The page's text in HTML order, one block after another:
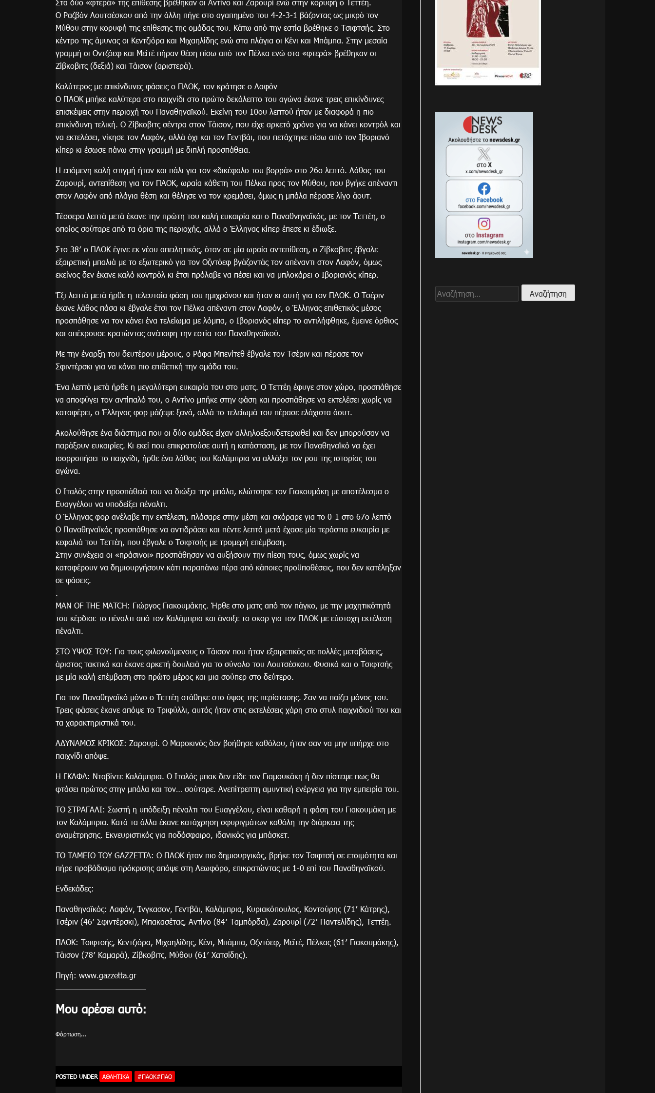
Ο Ραζβάν Λουτσέσκου από την άλλη πήγε στο αγαπημένο του 4-2-3-1 βάζοντας ως μικρό τον
Μύθου στην κορυφή της επίθεσης της ομάδας του. Κάτω από την εστία βρέθηκε ο Τσιφτσής. Στο
κέντρο της άμυνας οι Κεντζιόρα και Μιχαηλίδης ενώ στα πλάγια οι Κένι και Μπάμπα. Στην μεσαία
γραμμή οι Οντζόεφ και Μείτέ πήραν θέση πίσω από τον Πέλκα ενώ στα «φτερά» βρέθηκαν οι
Ζίβκοβιτς (δεξιά) και Τάισον (αριστερά).
Καλύτερος με επικίνδυνες φάσεις ο ΠΑΟΚ, τον κράτησε ο Λαφόν
Ο ΠΑΟΚ μπήκε καλύτερα στο παιχνίδι στο πρώτο δεκάλεπτο του αγώνα έκανε τρεις επικίνδυνες
επισκέψεις στην περιοχή του Παναθηναϊκού. Εκείνη του 10ου λεπτού ήταν με διαφορά η πιο
επικίνδυνη τελική. Ο Ζίβκοβιτς σέντρα στον Τάισον, που είχε αρκετό χρόνο για να κάνει κοντρόλ και
να εκτελέσει, νίκησε τον Λαφόν, αλλά όχι και τον Γεντβάι, που πετάχτηκε πίσω από τον Ιβοριανό
κίπερ κι έσωσε πάνω στην γραμμή με διπλή προσπάθεια.
Η επόμενη καλή στιγμή ήταν και πάλι για τον «δικέφαλο του βορρά» στο 26ο λεπτό. Λάθος του
Ζαρουρί, αντεπίθεση για τον ΠΑΟΚ, ωραία κάθετη του Πέλκα προς τον Μύθου, που βγήκε απέναντι
στον Λαφόν από πλάγια θέση και θέλησε να τον κρεμάσει, όμως η μπάλα πέρασε λίγο άουτ.
Τέσσερα λεπτά μετά έκανε την πρώτη του καλή ευκαιρία και ο Παναθνηναϊκός, με τον Τεττέη, ο
οποίος σούταρε από τα όρια της περιοχής, αλλά ο Έλληνας κίπερ έπεσε κι έδιωξε.
Στο 38′ ο ΠΑΟΚ έγινε εκ νέου απειλητικός, όταν σε μία ωραία αντεπίθεση, ο Ζίβκοβιτς έβγαλε
εξαιρετική μπαλιά με το εξωτερικό για τον Οζντόεφ βγάζοντάς τον απέναντι στον Λαφόν, όμως
εκείνος δεν έκανε καλό κοντρόλ κι έτσι πρόλαβε να πέσει και να μπλοκάρει ο Ιβοριανός κίπερ.
Έξι λεπτά μετά ήρθε η τελευταία φάση του ημιχρόνου και ήταν κι αυτή για τον ΠΑΟΚ. Ο Τσέριν
έκανε λάθος πάσα κι έβγαλε έτσι τον Πέλκα απέναντι στον Λαφόν, ο Έλληνας επιθετικός μέσος
προσπάθησε να τον κάνει ένα τελείωμα με λόμπα, ο Ιβοριανός κίπερ το αντιλήφθηκε, έμεινε όρθιος
και απέκρουσε κρατώντας ανέπαφη την εστία του Παναθηναϊκού.
Με την έναρξη του δευτέρου μέρους, ο Ράφα Μπενίτεθ έβγαλε τον Τσέριν και πέρασε τον
Σφιντέρσκι για να κάνει πιο επιθετική την ομάδα του.
Ένα λεπτό μετά ήρθε η μεγαλύτερη ευκαιρία του στο ματς. Ο Τεττέη έφυγε στον χώρο, προσπάθησε
να αποφύγει τον αντίπαλό του, ο Αντίνο μπήκε στην φάση και προσπάθησε να εκτελέσει χωρίς να
καταφέρει, ο Έλληνας φορ μάζεψε ξανά, αλλά το τελείωμά του πέρασε ελάχιστα άουτ.
Ακολούθησε ένα διάστημα που οι δύο ομάδες είχαν αλληλοεξουδετερωθεί και δεν μπορούσαν να
παράξουν ευκαιρίες. Κι εκεί που επικρατούσε αυτή η κατάσταση, με τον Παναθηναϊκό να έχει
ισορροπήσει το παιχνίδι, ήρθε ένα λάθος του Καλάμπρια να αλλάξει τον ρου της ιστορίας του
αγώνα.
Ο Ιταλός στην προσπάθειά του να διώξει την μπάλα, κλώτσησε τον Γιακουμάκη με αποτέλεσμα ο
Ευαγγέλου να υποδείξει πέναλτι.
Ο Έλληνας φορ ανέλαβε την εκτέλεση, πλάσαρε στην μέση και σκόραρε για το 0-1 στο 67ο λεπτό
Ο Παναθηναϊκός προσπάθησε να αντιδράσει και πέντε λεπτά μετά έχασε μία τεράστια ευκαιρία με
κεφαλιά του Τεττέη, που έβγαλε ο Τσιφτσής με τρομερή επέμβαση.
Στην συνέχεια οι «πράσινοι» προσπάθησαν να αυξήσουν την πίεση τους, όμως χωρίς να
καταφέρουν να δημιουργήσουν κάτι παραπάνω πέρα από κάποιες προϋποθέσεις, που δεν κατέληξαν
σε φάσεις.
.
MAN OF THE MATCH: Γιώργος Γιακουμάκης. Ήρθε στο ματς από τον πάγκο, με την μαχητικότητά
του κέρδισε το πέναλτι από τον Καλάμπρια και άνοιξε το σκορ για τον ΠΑΟΚ με εύστοχη εκτέλεση
πέναλτι.
ΣΤΟ ΥΨΟΣ ΤΟΥ: Για τους φιλονούμενους ο Τάισον που ήταν εξαιρετικός σε πολλές μεταβάσεις,
άριστος τακτικά και έκανε αρκετή δουλειά για το σύνολο του Λουτσέσκου. Φυσικά και ο Τσιφτσής
με μία καλή επέμβαση στο πρώτο μέρος και μια σούπερ στο δεύτερο.
Για τον Παναθηναϊκό μόνο ο Τεττέη στάθηκε στο ύψος της περίστασης. Σαν να παίζει μόνος του.
Τρεις φάσεις έκανε απόψε το Τριφύλλι, αυτός ήταν στις εκτελέσεις χάρη στο στυλ παιχνιδιού του και
τα χαρακτηριστικά του.
ΑΔΥΝΑΜΟΣ ΚΡΙΚΟΣ: Ζαρουρί. Ο Μαροκινός δεν βοήθησε καθόλου, ήταν σαν να μην υπήρχε στο
παιχνίδι απόψε.
Η ΓΚΑΦΑ: Νταβίντε Καλάμπρια. Ο Ιταλός μπακ δεν είδε τον Γιαμουκάκη ή δεν πίστεψε πως θα
φτάσει πρώτος στην μπάλα και τον… σούταρε. Ανεπίτρεπτη αμυντική ενέργεια για την εμπειρία του.
ΤΟ ΣΤΡΑΓΑΛΙ: Σωστή η υπόδειξη πέναλτι του Ευαγγέλου, είναι καθαρή η φάση του Γιακουμάκη με
τον Καλάμπρια. Κατά τα άλλα έκανε κατάχρηση σφυριγμάτων καθόλη την διάρκεια της
αναμέτρησης. Εκνευριστικός για ποδόσφαιρο, ιδανικός για μπάσκετ.
ΤΟ ΤΑΜΕΙΟ ΤΟΥ GAZZETTA: Ο ΠΑΟΚ ήταν πιο δημιουργικός, βρήκε τον Τσιφτσή σε ετοιμότητα και
πήρε προβάδισμα πρόκρισης απόψε στη Λεωφόρο, επικρατώντας με 1-0 επί του Παναθηναϊκού.
Ενδεκάδες:
Παναθηναϊκός: Λαφόν, Ίνγκασον, Γεντβάι, Καλάμπρια, Κυριακόπουλος, Κοντούρης (71′ Κάτρης),
Τσέριν (46′ Σφιντέρσκι), Μπακασέτας, Αντίνο (84′ Ταμπόρδα), Ζαρουρί (72′ Παντελίδης), Τεττέη.
ΠΑΟΚ: Τσιφτσής, Κεντζιόρα, Μιχαηλίδης, Κένι, Μπάμπα, Οζντόεφ, Μεϊτέ, Πέλκας (61′ Γιακουμάκης),
Τάισον (78′ Καμαρά), Ζίβκοβιτς, Μύθου (61′ Χατσίδης).
Πηγή: www.gazzetta.gr
Μου αρέσει αυτό:
Φόρτωση...
POSTED UNDER ΑΘΛΗΤΙΚΑ #ΠΑΟΚ#ΠΑΟ
Αναζήτηση
για: